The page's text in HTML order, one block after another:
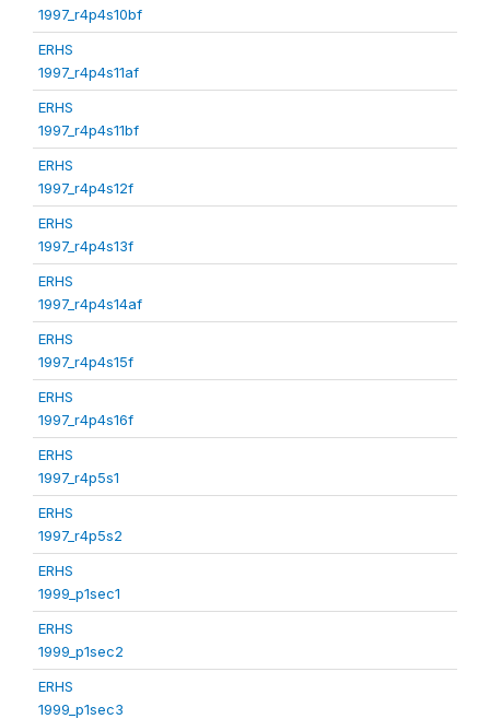
1997_r4p4s10bf
ERHS
1997_r4p4s11af
ERHS
1997_r4p4s11bf
ERHS
1997_r4p4s12f
ERHS
1997_r4p4s13f
ERHS
1997_r4p4s14af
ERHS
1997_r4p4s15f
ERHS
1997_r4p4s16f
ERHS
1997_r4p5s1
ERHS
1997_r4p5s2
ERHS
1999_p1sec1
ERHS
1999_p1sec2
ERHS
1999_p1sec3